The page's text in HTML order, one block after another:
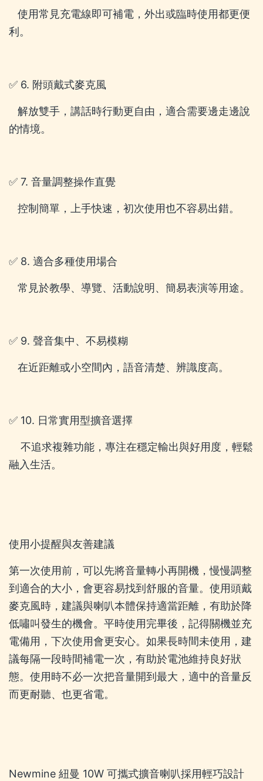
使用常見充電線即可補電，外出或臨時使用都更便
利。
✅ 6. 附頭戴式麥克風
解放雙手，講話時行動更自由，適合需要邊走邊說
的情境。
✅ 7. 音量調整操作直覺
控制簡單，上手快速，初次使用也不容易出錯。
✅ 8. 適合多種使用場合
常見於教學、導覽、活動說明、簡易表演等用途。
✅ 9. 聲音集中、不易模糊
在近距離或小空間內，語音清楚、辨識度高。
✅ 10. 日常實用型擴音選擇
不追求複雜功能，專注在穩定輸出與好用度，輕鬆
融入生活。
使用小提醒與友善建議
第一次使用前，可以先將音量轉小再開機，慢慢調整
到適合的大小，會更容易找到舒服的音量。使用頭戴
麥克風時，建議與喇叭本體保持適當距離，有助於降
低嘯叫發生的機會。平時使用完畢後，記得關機並充
電備用，下次使用會更安心。如果長時間未使用，建
議每隔一段時間補電一次，有助於電池維持良好狀
態。使用時不必一次把音量開到最大，適中的音量反
而更耐聽、也更省電。
Newmine 紐曼 10W 可攜式擴音喇叭採用輕巧設計